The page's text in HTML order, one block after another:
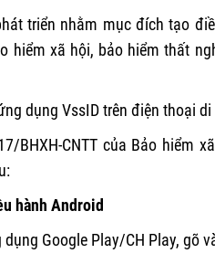
triển nhằm mục đích tạo
hiểm xã hội, bảo hiểm thất
dụng VssID trên điện thoại
BHXH-CNTT của Bảo hiểm
hành Android
dụng Google Play/CH Play, gõ